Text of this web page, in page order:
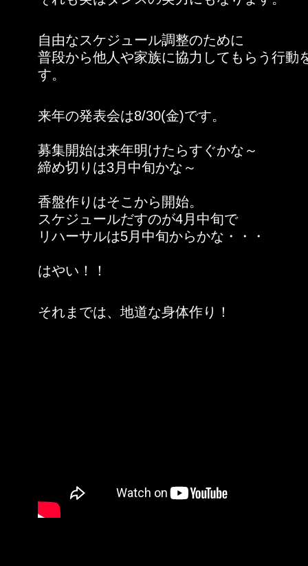
自由なスケジュール調整のために
普段から他人や家族に協力してもらう行動
す。
来年の発表会は8/30(金)です。
募集開始は来年明けたらすぐかな～
締め切りは3月中旬かな～
香盤作りはそこから開始。
スケジュールだすのが4月中旬で
リハーサルは5月中旬からかな・・・
はやい！！
それまでは、地道な身体作り！